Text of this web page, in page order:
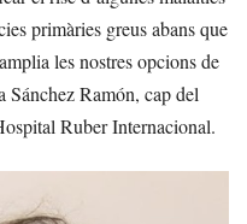
primàries greus abans que
les nostres opcions de
Sánchez Ramón, cap del
Ruber Internacional.